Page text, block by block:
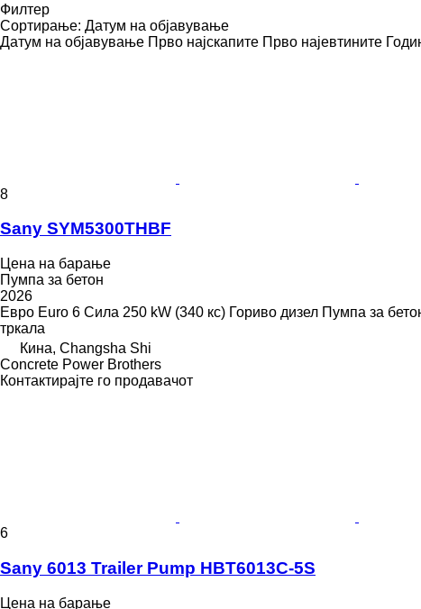
Филтер
Сортирање: Датум на објавување
Датум на објавување Прво најскапите Прво најевтините
8
Sany SYM5300THBF
Цена на барање
Пумпа за бетон
2026
Евро Euro 6 Сила 250 kW (340 кс) Гориво дизел Пумпа за
тркала
Кина, Changsha Shi
Concrete Power Brothers
Контактирајте го продавачот
6
Sany 6013 Trailer Pump HBT6013C-5S
Цена на барање